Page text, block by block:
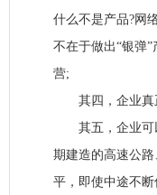
什么不是产品?网
不在于做出“银弹
营;
其四，企业真
其五，企业可以
期建造的高速公
平，即使中途不